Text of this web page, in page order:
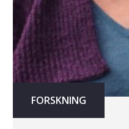
FORSKNING